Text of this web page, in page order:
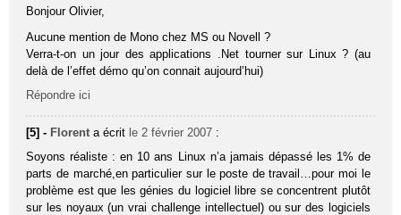
Bonjour Olivier,
Aucune mention de Mono chez MS ou Novell ?
Verra-t-on un jour des applications .Net tourner sur Linux ? (au
delà de l’effet démo qu’on connait aujourd’hui)
Répondre ici
[5] - Florent a écrit le 2 février 2007 :
Soyons réaliste : en 10 ans Linux n’a jamais dépassé les 1% de
parts de marché,en particulier sur le poste de travail…pour moi le
problème est que les génies du logiciel libre se concentrent plutôt
sur les noyaux (un vrai challenge intellectuel) ou sur des logiciels